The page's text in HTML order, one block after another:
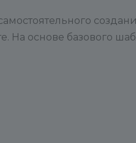
На основе базового